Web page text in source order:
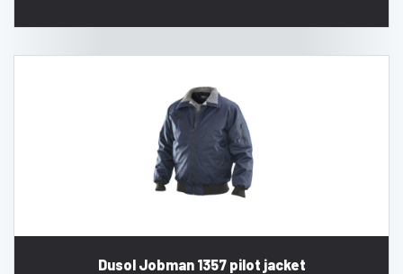
Dusol Jobman 1357 pilot jacket